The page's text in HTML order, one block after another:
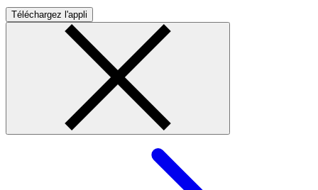
Téléchargez l'appli